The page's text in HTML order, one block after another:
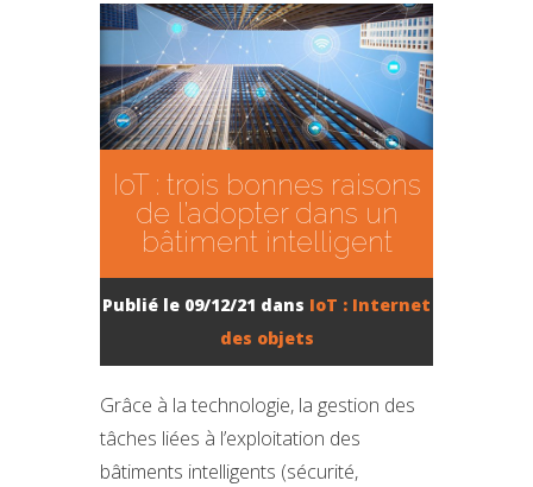
IoT : trois bonnes raisons
de l’adopter dans un
bâtiment intelligent
Publié le 09/12/21 dans IoT : Internet
des objets
Grâce à la technologie, la gestion des
tâches liées à l’exploitation des
bâtiments intelligents (sécurité,